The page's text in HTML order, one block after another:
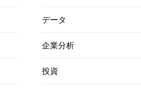
データ
企業分析
投資